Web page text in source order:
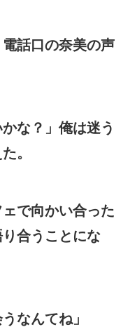
電話口の奈美の声
な？」俺は迷う
。
で向かい合った
合うことにな
なんてね」